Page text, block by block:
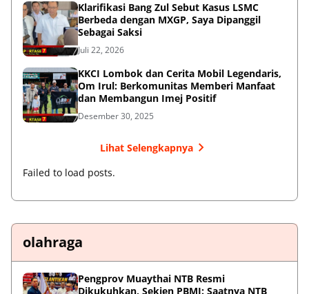
Klarifikasi Bang Zul Sebut Kasus LSMC
Berbeda dengan MXGP, Saya Dipanggil
Sebagai Saksi
Juli 22, 2026
KKCI Lombok dan Cerita Mobil Legendaris,
Om Irul: Berkomunitas Memberi Manfaat
dan Membangun Imej Positif
Desember 30, 2025
Lihat Selengkapnya
Failed to load posts.
olahraga
Pengprov Muaythai NTB Resmi
Dikukuhkan, Sekjen PBMI: Saatnya NTB